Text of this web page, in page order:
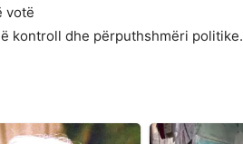
votë
kontroll dhe përputhshmëri politike.